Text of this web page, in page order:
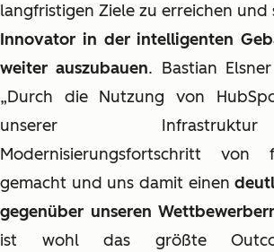
langfristigen Ziele zu erreichen und
Innovator in der intelligenten
weiter auszubauen. Bastian
„Durch die Nutzung von
unserer
Modernisierungsfortschritt
gemacht und uns damit einen
gegenüber unseren
ist wohl das größte